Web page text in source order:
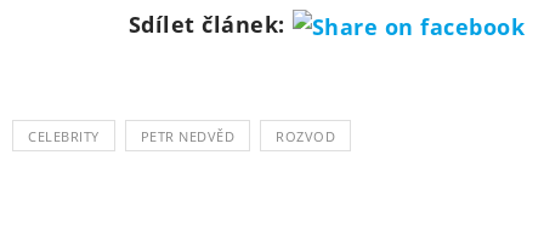
Sdílet článek:
CELEBRITY PETR NEDVĚD ROZVOD